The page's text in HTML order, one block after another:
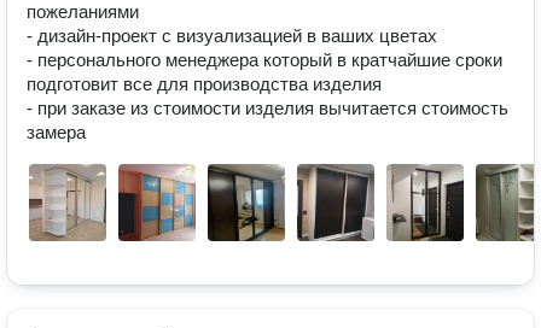
пожеланиями
- дизайн-проект с визуализацией в ваших цветах
- персонального менеджера который в кратчайшие сроки
подготовит все для производства изделия
- при заказе из стоимости изделия вычитается стоимость
замера